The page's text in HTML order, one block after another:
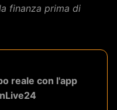
finanza prima di
reale con l'app